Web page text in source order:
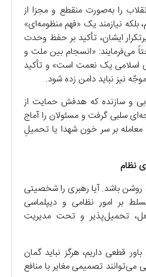
را به‌صورت منقطع و مجزا از
بلکه نیازمند یک «فهم منظومه‌ای»
ایشان، تأکید بر حفظ وحدت
می‌فرمایند: «انسجام بین ملت و
اسلامی یک نعمت است» و تأکید
نیز نباید دامن زده شود.
و سازنده که هدفش حمایت از
سلبی گرفت و مسئولان را آماج
معامله بر سر خون شهدا یا تحمیلِ
روشن باشد. آیا رهبری را شخصیتی
بر امور نظامی و دیپلماسی
تحمیل‌پذیر و تحت مدیریت
قطعی داریم، هرگز نباید گمان
تصمیمی مغایر با منافع